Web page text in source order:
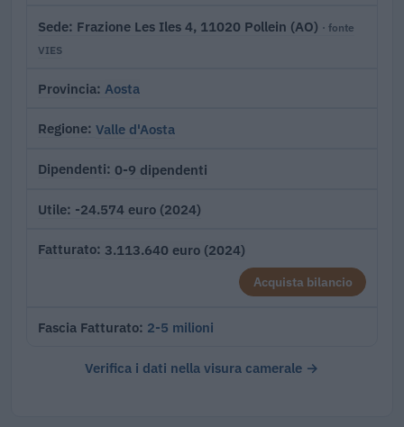
Sede Frazione Les Iles 4, 11020 Pollein (AO) · fonte
VIES
Provincia Aosta
Regione Valle d'Aosta
Dipendenti 0-9 dipendenti
Utile -24.574 euro (2024)
Fatturato 3.113.640 euro (2024)
Acquista bilancio
Fascia Fatturato 2-5 milioni
Verifica i dati nella visura camerale →